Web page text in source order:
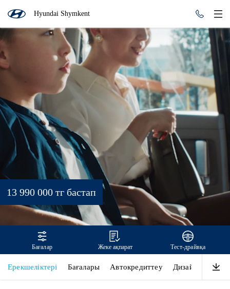
Hyundai Shymkent
CUSTIN
13 990 000 тг бастап
Бағалар Жеке ақпарат Тест-драйвқа
Ерекшеліктері Бағалары Автокредиттеу Дизайн